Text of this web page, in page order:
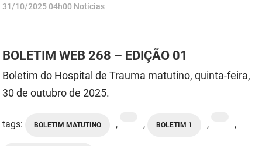
publicado
31/10/202504h00 Notícias
BOLETIM WEB 268 – EDIÇÃO 01
Boletim do Hospital de Trauma matutino, quinta-feira,
30 de outubro de 2025.
tags: BOLETIM MATUTINO , , BOLETIM 1 , ,